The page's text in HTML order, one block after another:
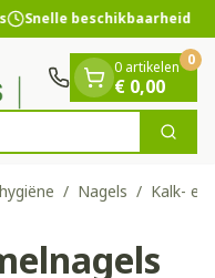
Snelle beschikbaarheid
Zoek
0 artikelen
€ 0,00
0
/ Nagels / Kalk- en